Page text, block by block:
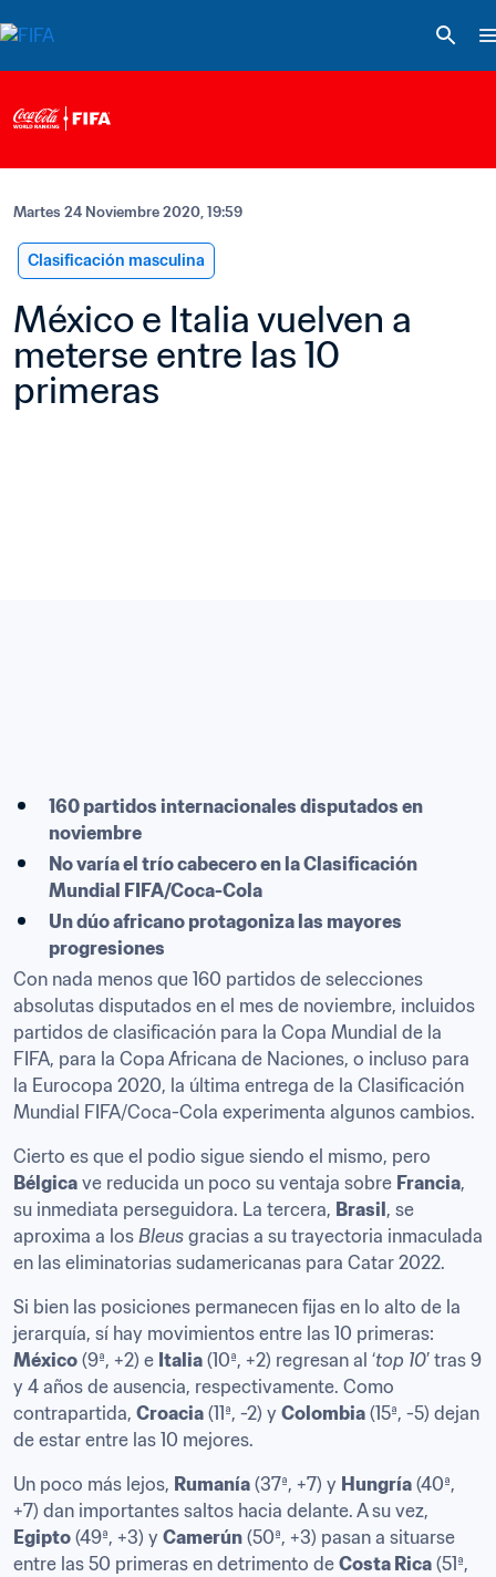
Martes 24 Noviembre 2020, 19:59
Clasificación masculina
México e Italia vuelven a
meterse entre las 10
primeras
160 partidos internacionales disputados en
noviembre
No varía el trío cabecero en la Clasificación
Mundial FIFA/Coca-Cola
Un dúo africano protagoniza las mayores
progresiones
Con nada menos que 160 partidos de selecciones
absolutas disputados en el mes de noviembre, incluidos
partidos de clasificación para la Copa Mundial de la
FIFA, para la Copa Africana de Naciones, o incluso para
la Eurocopa 2020, la última entrega de la Clasificación
Mundial FIFA/Coca-Cola experimenta algunos cambios.
Bélgica ve reducida un poco su ventaja sobre Francia,
su inmediata perseguidora. La tercera, Brasil , se
aproxima a los Bleus gracias a su trayectoria inmaculada
en las eliminatorias sudamericanas para Catar 2022.
Si bien las posiciones permanecen fijas en lo alto de la
México (9ª, +2) e Italia (10ª, +2) regresan al ‘top 10’ tras 9
y 4 años de ausencia, respectivamente. Como
contrapartida, Croacia (11ª, -2) y Colombia (15ª, -5) dejan
de estar entre las 10 mejores.
Un poco más lejos, Rumanía (37ª, +7) y Hungría (40ª,
Egipto (49ª, +3) y Camerún (50ª, +3) pasan a situarse
entre las 50 primeras en detrimento de Costa Rica (51ª,